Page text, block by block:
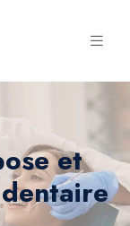
et